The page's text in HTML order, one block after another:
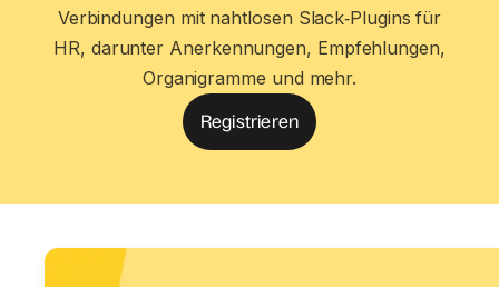
Verbindungen mit nahtlosen Slack‑Plugins für
HR, darunter Anerkennungen, Empfehlungen,
Organigramme und mehr.
Registrieren